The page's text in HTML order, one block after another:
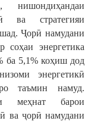
ва стратегияи
Ҷорӣ намудани
соҳаи энергетика
ба 5,1% коҳиш дод
энергетикӣ
таъмин намуд.
меҳнат барои
ва ҷорӣ намудани